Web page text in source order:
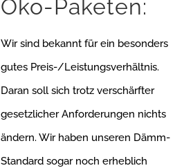
Öko-Paketen:
Wir sind bekannt für ein besonders
gutes Preis-/Leistungsverhältnis.
Daran soll sich trotz verschärfter
gesetzlicher Anforderungen nichts
ändern. Wir haben unseren Dämm-
Standard sogar noch erheblich